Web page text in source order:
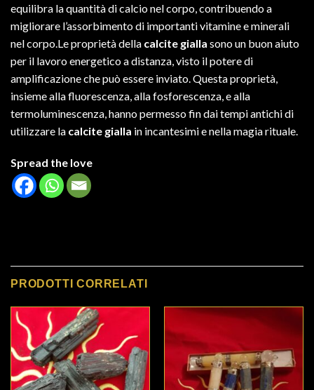
equilibra la quantità di calcio nel corpo, contribuendo a
migliorare l’assorbimento di importanti vitamine e minerali
nel corpo.Le proprietà della calcite gialla sono un buon aiuto
per il lavoro energetico a distanza, visto il potere di
amplificazione che può essere inviato. Questa proprietà,
insieme alla fluorescenza, alla fosforescenza, e alla
termoluminescenza, hanno permesso fin dai tempi antichi di
utilizzare la calcite gialla in incantesimi e nella magia rituale.
Spread the love
PRODOTTI CORRELATI